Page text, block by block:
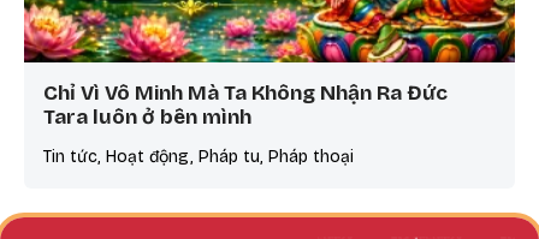
Chỉ Vì Vô Minh Mà Ta Không Nhận Ra Đức
Tara luôn ở bên mình
Tin tức, Hoạt động, Pháp tu, Pháp thoại